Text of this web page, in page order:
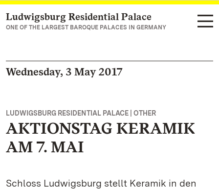
Navigate to main page
Ludwigsburg Residential Palace
ONE OF THE LARGEST BAROQUE PALACES IN GERMANY
Wednesday, 3 May 2017
LUDWIGSBURG RESIDENTIAL PALACE | OTHER
AKTIONSTAG KERAMIK
AM 7. MAI
Schloss Ludwigsburg stellt Keramik in den